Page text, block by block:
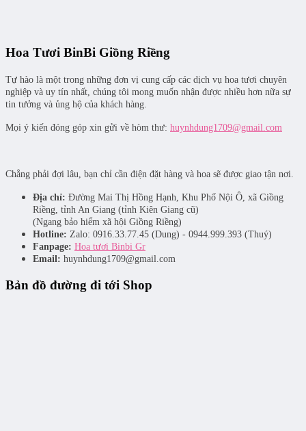
Hoa Tươi BinBi Giồng Riềng
Tự hào là một trong những đơn vị cung cấp các dịch vụ hoa tươi chuyên
nghiệp và uy tín nhất, chúng tôi mong muốn nhận được nhiều hơn nữa sự
tin tưởng và ủng hộ của khách hàng.
Mọi ý kiến đóng góp xin gửi về hòm thư: huynhdung1709@gmail.com
Chẳng phải đợi lâu, bạn chỉ cần điện đặt hàng và hoa sẽ được giao tận nơi.
Địa chỉ: Đường Mai Thị Hồng Hạnh, Khu Phố Nội Ô, xã Giồng
Riềng, tỉnh An Giang (tỉnh Kiên Giang cũ)
(Ngang bảo hiểm xã hội Giồng Riềng)
Hotline: Zalo: 0916.33.77.45 (Dung) - 0944.999.393 (Thuý)
Fanpage: Hoa tươi Binbi Gr
Email: huynhdung1709@gmail.com
Bản đồ đường đi tới Shop